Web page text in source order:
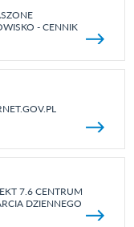
- CENNIK
7.6 CENTRUM
DZIENNEGO